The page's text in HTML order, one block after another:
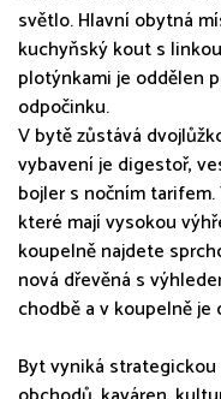
světlo. Hlavní obytná
kuchyňský kout s
plotýnkami je oddělen
odpočinku.
V bytě zůstává
vybavení je digestoř,
bojler s nočním
které mají vysokou
koupelně najdete
nová dřevěná s
chodbě a v koupelně
Byt vyniká